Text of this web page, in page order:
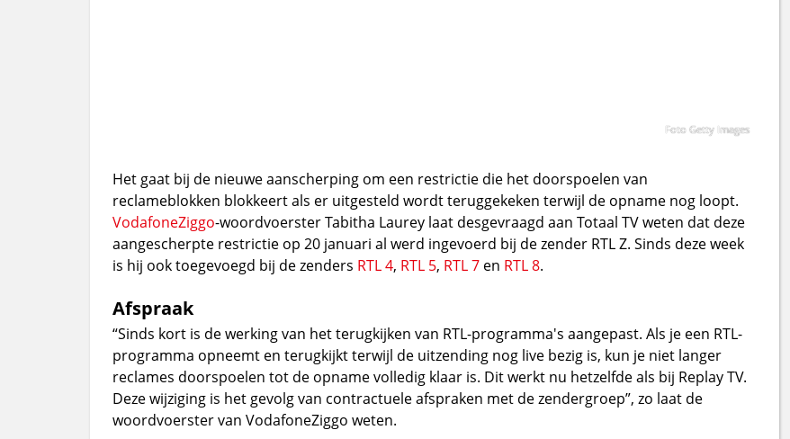
Foto Getty Images
Het gaat bij de nieuwe aanscherping om een restrictie die het doorspoelen van
reclameblokken blokkeert als er uitgesteld wordt teruggekeken terwijl de opname nog loopt.
VodafoneZiggo-woordvoerster Tabitha Laurey laat desgevraagd aan Totaal TV weten dat deze
aangescherpte restrictie op 20 januari al werd ingevoerd bij de zender RTL Z. Sinds deze week
is hij ook toegevoegd bij de zenders RTL 4, RTL 5, RTL 7en RTL 8.
Afspraak
“Sinds kort is de werking van het terugkijken van RTL-programma's aangepast. Als je een RTL-
programma opneemt en terugkijkt terwijl de uitzending nog live bezig is, kun je niet langer
reclames doorspoelen tot de opname volledig klaar is. Dit werkt nu hetzelfde als bij Replay TV.
Deze wijziging is het gevolg van contractuele afspraken met de zendergroep”, zo laat de
woordvoerster van VodafoneZiggo weten.